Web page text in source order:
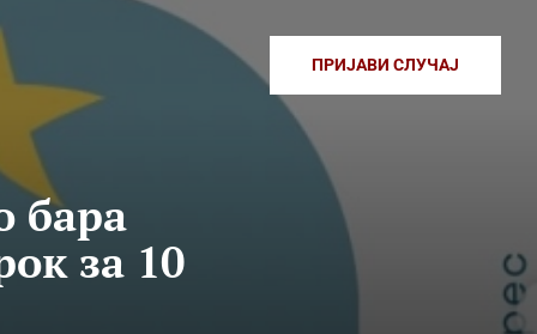
ПРИЈАВИ СЛУЧАЈ
бара
за 10